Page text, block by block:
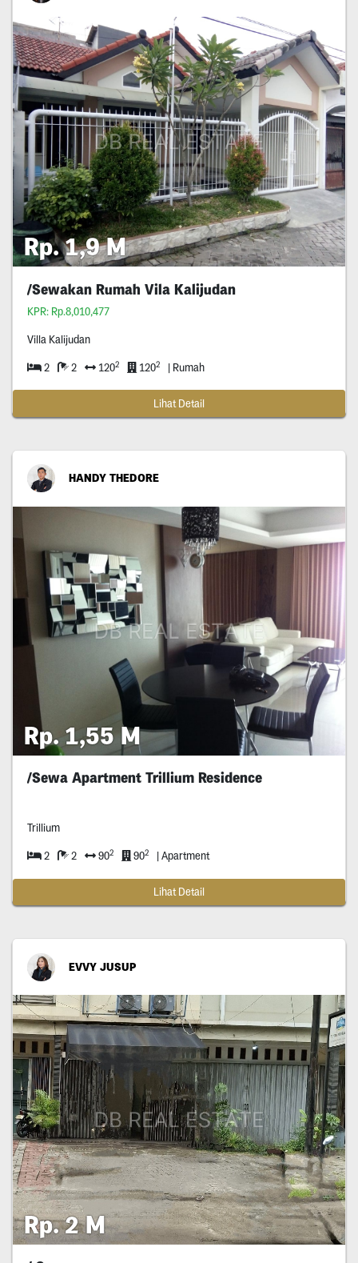
Rp. 1,9 M
/Sewakan Rumah Vila Kalijudan
KPR: Rp.8,010,477
Villa Kalijudan
2 2 1202 1202 | Rumah
Lihat Detail
HANDY THEDORE
Rp. 1,55 M
/Sewa Apartment Trillium Residence
Trillium
2 2 902 902 | Apartment
Lihat Detail
EVVY JUSUP
Rp. 2 M